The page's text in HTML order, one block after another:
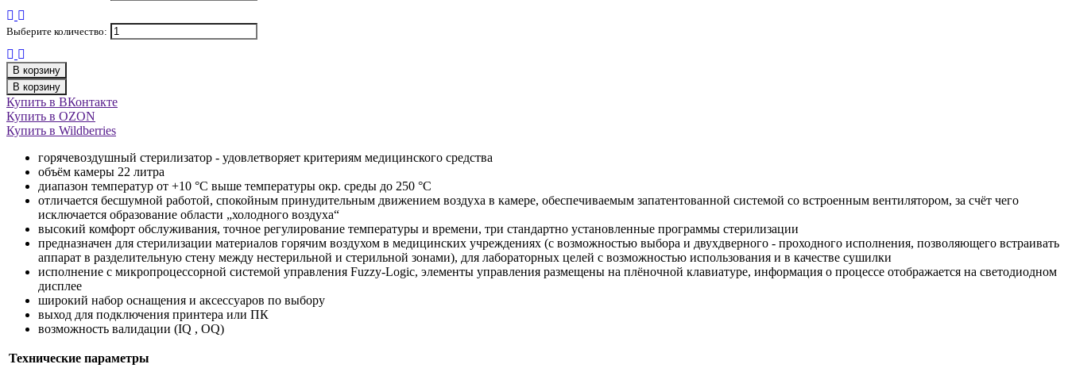
Выберите количество:
В корзину
В корзину
Купить в ВКонтакте
Купить в OZON
Купить в Wildberries
горячевоздушный стерилизатор - удовлетворяет критериям медицинского средства
объём камеры 22 литра
диапазон температур от +10 °C выше температуры окр. среды до 250 °C
отличается бесшумной работой, спокойным принудительным движением воздуха в камере, обеспечиваемым запатентованной системой со встроенным вентилятором, за счёт чего
исключается образование области „холодного воздуха“
высокий комфорт обслуживания, точное регулирование температуры и времени, три стандартно установленные программы стерилизации
предназначен для стерилизации материалов горячим воздухом в медицинских учреждениях (с возможностью выбора и двухдверного - проходного исполнения, позволяющего встраивать
аппарат в разделительную стену между нестерильной и стерильной зонами), для лабораторных целей с возможностью использования и в качестве сушилки
исполнение с микропроцессорной системой управления Fuzzy-Logic, элементы управления размещены на плёночной клавиатуре, информация о процессе отображается на светодиодном
дисплее
широкий набор оснащения и аксессуаров по выбору
выход для подключения принтера или ПК
возможность валидации (IQ , OQ)
Технические параметры